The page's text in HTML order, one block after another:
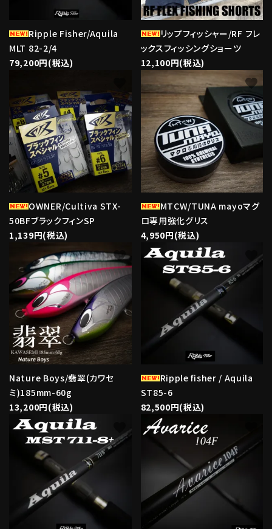
Ripple Fisher/Aquila
MLT 82-2/4
79,200円(税込)
リップフィッシャー/RF フレ
ックスフィッシングショーツ
12,100円(税込)
OWNER/Cultiva STX-
50BFブラックフィンSP
1,139円(税込)
MTCW/TUNA mayoマグ
ロ専用強化グリス
4,950円(税込)
favorite
Nature Boys/翡翠(カワセ
ミ)185mm-60g
13,200円(税込)
favorite
Ripple fisher / Aquila
ST85-6
82,500円(税込)
favorite